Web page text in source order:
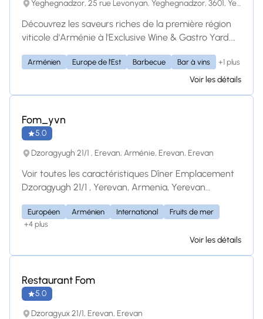
sommes ouverts tous les jours de 12 h à minuit.
Yeghegnadzor, 25 rue Levonyan, Yeghegnadzor, 3601, Yeghegnadzor
Découvrez les saveurs riches de la première région
viticole d'Arménie à l'Exclusive Wine & Gastro Yard.
maison d'hôtes unique en son genre propose une
carte des vins locaux soigneusement sélectionnés,
traditionnelle.
Arménien Europe de l'Est Barbecue Bar à vins +1 plus
Voir les détails
Fom_yvn
5.0
Dzoragyugh 21/1 , Erevan, Arménie, Erevan, Erevan
Voir toutes les caractéristiques Dîner Emplacement
Dzoragyugh 21/1 , Yerevan, Armenia, Yerevan
Նախուտեստներ / Закуски Թարմ
բանջարեղենով պլատո / Свежие овощи AMD
3,200.00 Բրուսկետա Բուրատա / Буррата
Брускета AMD 4,200.00 Լոսոս Գրավլաքս
Бородинском хлебе AMD 6,700.00 Եփած մսով
/ Ери с ягодами
Européen Arménien International
Fruits de mer
+4 plus
Voir les détails
Restaurant Fom
5.0
Dzoragyux 21/1, Erevan, Erevan